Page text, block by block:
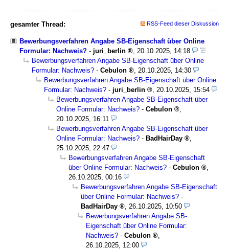
gesamter Thread: RSS-Feed dieser Diskussion
Bewerbungsverfahren Angabe SB-Eigenschaft über Online
Formular: Nachweis? - juri_berlin
20.10.2025, 14:18
Bewerbungsverfahren Angabe SB-Eigenschaft über Online
Formular: Nachweis? - Cebulon
20.10.2025, 14:30
Bewerbungsverfahren Angabe SB-Eigenschaft über Online
Formular: Nachweis? - juri_berlin
20.10.2025, 15:54
Bewerbungsverfahren Angabe SB-Eigenschaft über
Online Formular: Nachweis? - Cebulon
20.10.2025, 16:11
Bewerbungsverfahren Angabe SB-Eigenschaft über
Online Formular: Nachweis? - BadHairDay
25.10.2025, 22:47
Bewerbungsverfahren Angabe SB-Eigenschaft
über Online Formular: Nachweis? - Cebulon
26.10.2025, 00:16
Bewerbungsverfahren Angabe SB-Eigenschaft
über Online Formular: Nachweis? -
BadHairDay
26.10.2025, 10:50
Bewerbungsverfahren Angabe SB-
Eigenschaft über Online Formular:
Nachweis? - Cebulon
26.10.2025, 12:00